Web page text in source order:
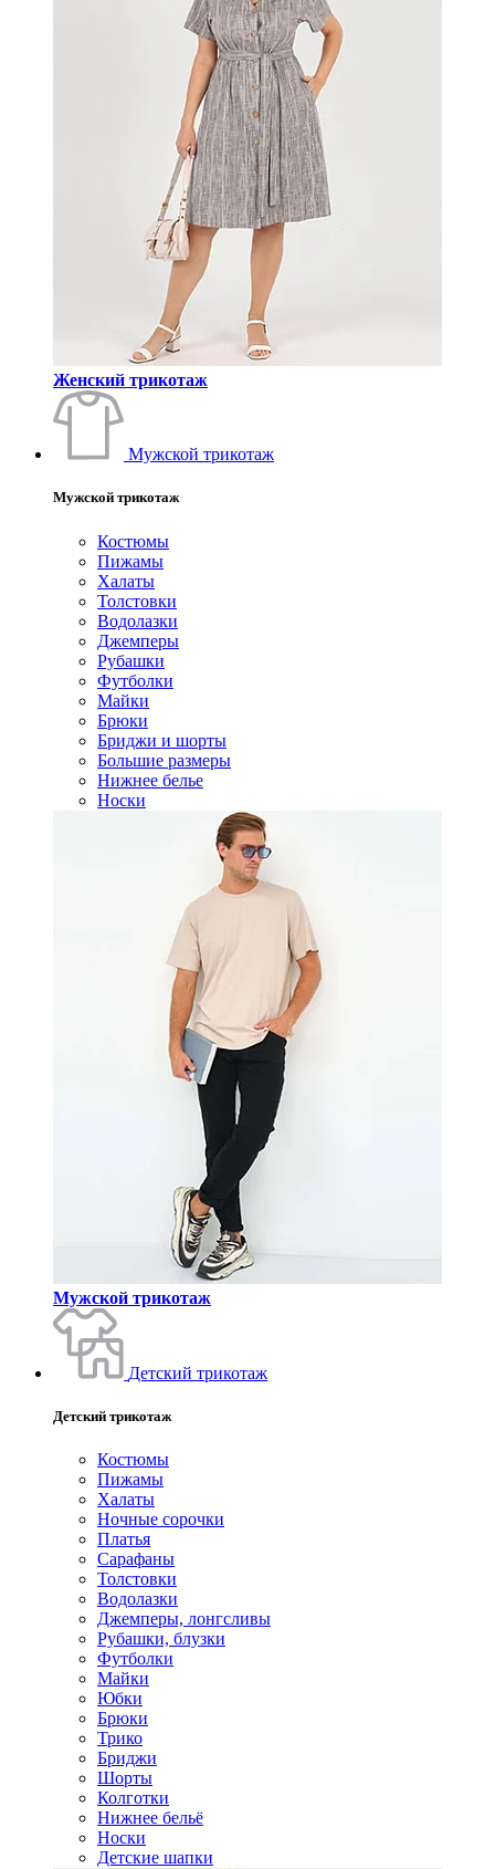
Женский трикотаж
Мужской трикотаж
Мужской трикотаж
Костюмы
Пижамы
Халаты
Толстовки
Водолазки
Джемперы
Рубашки
Футболки
Майки
Брюки
Бриджи и шорты
Большие размеры
Нижнее белье
Носки
Мужской трикотаж
Детский трикотаж
Детский трикотаж
Костюмы
Пижамы
Халаты
Ночные сорочки
Платья
Сарафаны
Толстовки
Водолазки
Джемперы, лонгсливы
Рубашки, блузки
Футболки
Майки
Юбки
Брюки
Трико
Бриджи
Шорты
Колготки
Нижнее бельё
Носки
Детские шапки